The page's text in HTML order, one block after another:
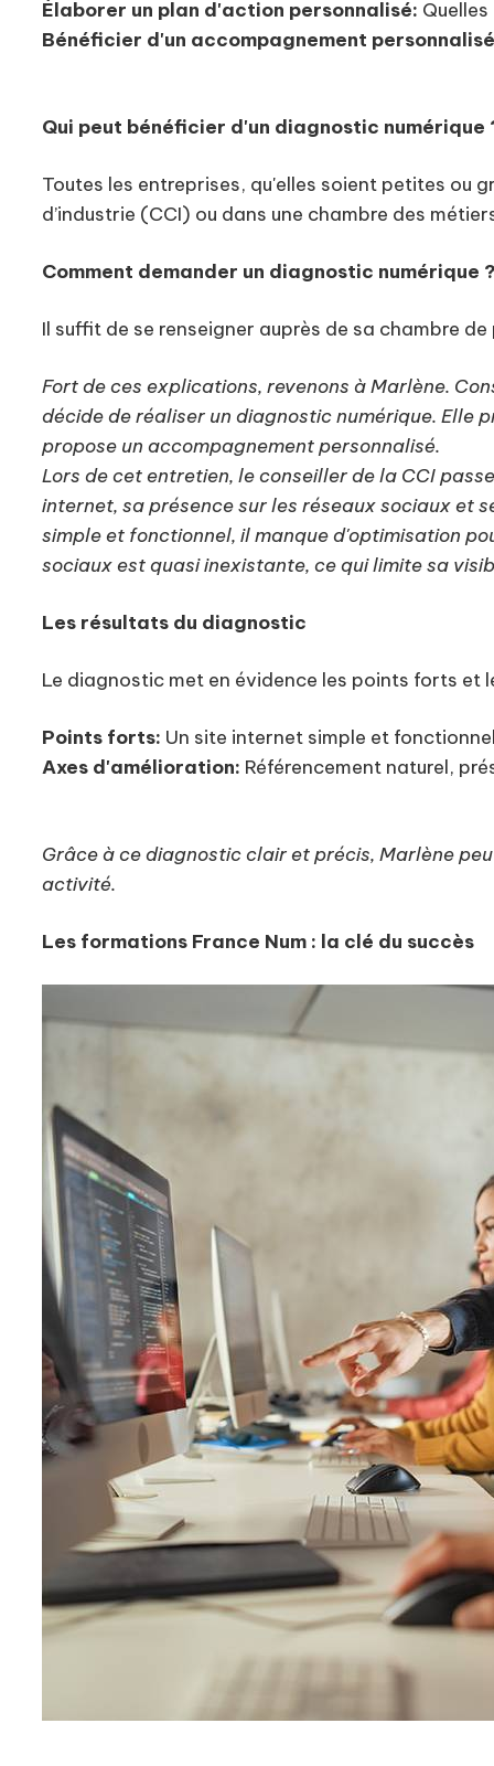
Élaborer un plan d'action personnalisé:
Bénéficier d'un accompagnement
Qui peut bénéficier d'un diagnostic numérique
Toutes les entreprises, qu'elles soient petites ou
d’industrie (CCI) ou dans une chambre des
Comment demander un diagnostic numérique
Il suffit de se renseigner auprès de sa chambre
Fort de ces explications, revenons à Marlène.
décide de réaliser un diagnostic numérique. Elle
propose un accompagnement personnalisé.
Lors de cet entretien, le conseiller de la CCI
internet, sa présence sur les réseaux sociaux et
simple et fonctionnel, il manque d'optimisation
sociaux est quasi inexistante, ce qui limite sa
Les résultats du diagnostic
Le diagnostic met en évidence les points forts et
Points forts: Un site internet simple et
Axes d'amélioration: Référencement naturel,
Grâce à ce diagnostic clair et précis, Marlène
activité.
Les formations France Num : la clé du succès